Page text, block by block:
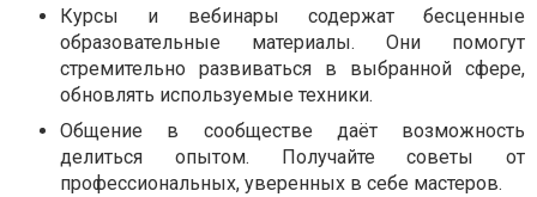
Курсы и вебинары содержат бесценные
образовательные материалы. Они помогут
стремительно развиваться в выбранной сфере,
обновлять используемые техники.
Общение в сообществе даёт возможность
делиться опытом. Получайте советы от
профессиональных, уверенных в себе мастеров.